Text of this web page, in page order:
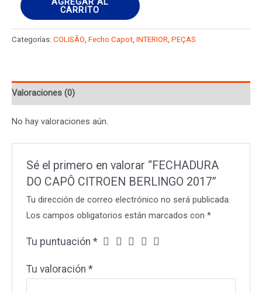
DO
CAPÔ
CITROEN
cantidad
CARRITO
Categorías: COLISÃO, Fecho Capot, INTERIOR, PEÇAS
Valoraciones (0)
No hay valoraciones aún.
Sé el primero en valorar “FECHADURA
DO CAPÔ CITROEN BERLINGO 2017”
Tu dirección de correo electrónico no será publicada.
Los campos obligatorios están marcados con*
Tu puntuación*
Tu valoración*